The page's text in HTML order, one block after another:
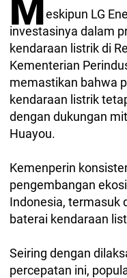
Meskipun LG
investasinya dalam
kendaraan listrik di
Kementerian
memastikan bahwa
kendaraan listrik
dengan dukungan
Huayou.
Kemenperin
pengembangan
Indonesia, termasuk
baterai kendaraan
Seiring dengan
percepatan ini,